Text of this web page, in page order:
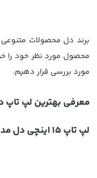
برند دل محصولات متنوعی
محصول مورد نظر خود را
مورد بررسی قرار دهیم.
معرفی بهترین لپ تاپ
لپ تاپ 15 اینچی دل مدل VOSTRO 3520-A